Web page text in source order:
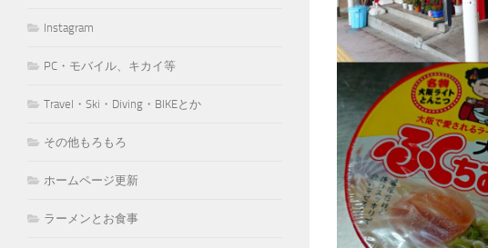
Instagram
PC・モバイル、キカイ等
Travel・Ski・Diving・BIKEとか
その他もろもろ
ホームページ更新
ラーメンとお食事